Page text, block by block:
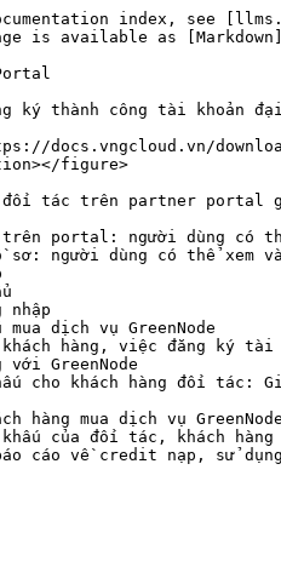
index, see
is available as
ký thành công tài khoản
docs.vngcloud.vn/
figure>
đối tác trên partner portal
trên portal: người dùng có
sơ: người dùng có thể xem
dịch vụ GreenNode
hàng, việc đăng ký tài
GreenNode
cho khách hàng đối tác:
hàng mua dịch vụ GreenNode
của đối tác, khách
cáo về credit nạp, sử